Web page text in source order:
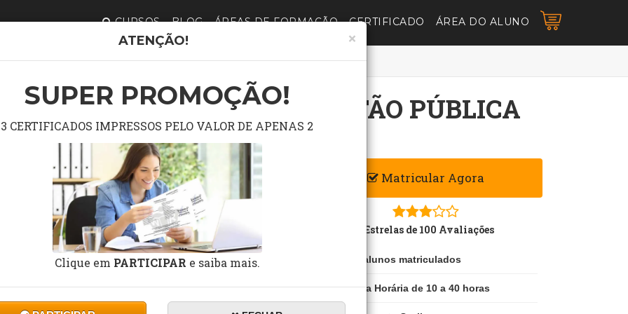
CURSOS BLOG ÁREAS DE FORMAÇÃO CERTIFICADO ÁREA DO ALUNO
CENÁRIO DA GESTÃO PÚBLICA
O ATUAL CENÁRIO DA GESTÃO PÚBLICA
Matricular Agora
3 Estrelas de 100 Avaliações
100 alunos matriculados
Carga Horária de 10 a 40 horas
×
ATENÇÃO!
SUPER PROMOÇÃO!
3 CERTIFICADOS IMPRESSOS PELO VALOR DE APENAS 2
Clique em PARTICIPAR e saiba mais.